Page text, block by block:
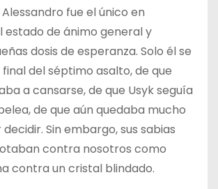
fue el único en
de ánimo general y
dosis de esperanza. Solo él se
del séptimo asalto, de que
a cansarse, de que Usyk seguía
de que aún quedaba mucho
Sin embargo, sus sabias
contra nosotros como
contra un cristal blindado.